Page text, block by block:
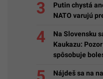
Putin chystá
NATO varujú
Na Slovensku
Kaukazu:
spôsobuje
Nájdeš sa na